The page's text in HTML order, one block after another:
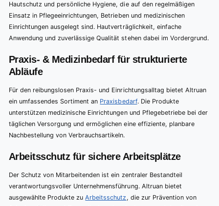
Hautschutz und persönliche Hygiene, die auf den regelmäßigen
Einsatz in Pflegeeinrichtungen, Betrieben und medizinischen
Einrichtungen ausgelegt sind. Hautverträglichkeit, einfache
Anwendung und zuverlässige Qualität stehen dabei im Vordergrund.
Praxis- & Medizinbedarf für strukturierte
Abläufe
Für den reibungslosen Praxis- und Einrichtungsalltag bietet Altruan
ein umfassendes Sortiment an Praxisbedarf. Die Produkte
unterstützen medizinische Einrichtungen und Pflegebetriebe bei der
täglichen Versorgung und ermöglichen eine effiziente, planbare
Nachbestellung von Verbrauchsartikeln.
Arbeitsschutz für sichere Arbeitsplätze
Der Schutz von Mitarbeitenden ist ein zentraler Bestandteil
verantwortungsvoller Unternehmensführung. Altruan bietet
ausgewählte Produkte zuArbeitsschutz , die zur Prävention von